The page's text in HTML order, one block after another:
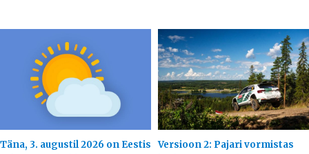
Täna, 3. augustil 2026 on Eestis
Versioon 2: Pajari vormistas